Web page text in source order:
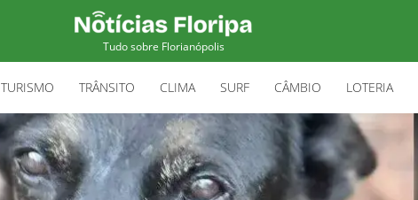
Tudo sobre Florianópolis
TURISMO TRÂNSITO CLIMA SURF CÂMBIO LOTERIA